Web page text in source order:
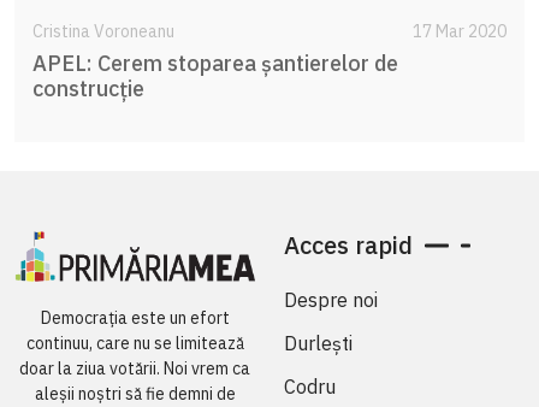
Cristina Voroneanu 17 Mar 2020
APEL: Cerem stoparea șantierelor de
construcție
Democrația este un efort
continuu, care nu se limitează
doar la ziua votării. Noi vrem ca
aleșii noștri să fie demni de
Acces rapid
Despre noi
Durlești
Codru